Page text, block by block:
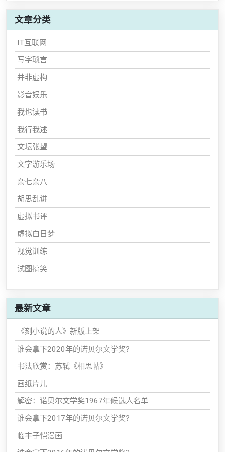
文章分类
IT互联网
写字琐言
并非虚构
影音娱乐
我也读书
我行我述
文坛张望
文字游乐场
杂七杂八
胡思乱讲
虚拟书评
虚拟白日梦
视觉训练
试图搞笑
最新文章
《刻小说的人》新版上架
谁会拿下2020年的诺贝尔文学奖?
书法欣赏：苏轼《相思帖》
画纸片儿
解密：诺贝尔文学奖1967年候选人名单
谁会拿下2017年的诺贝尔文学奖?
临丰子恺漫画